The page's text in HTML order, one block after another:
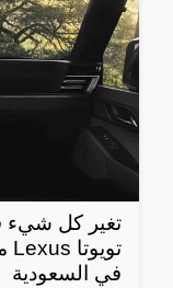
تغير كل شيء
في السعودية